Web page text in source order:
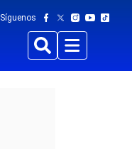
Síguenos
BuscarMenu